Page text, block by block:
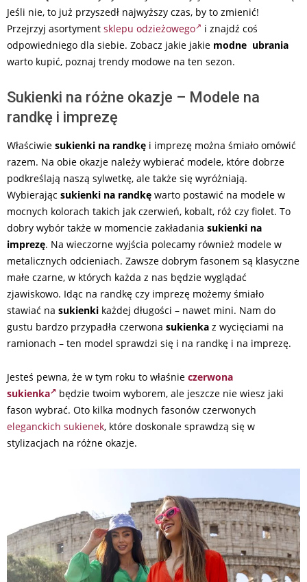
Jeśli nie, to już przyszedł najwyższy czas, by to zmienić!
Przejrzyj asortyment sklepu odzieżowego
i znajdź coś
odpowiedniego dla siebie. Zobacz jakie jakie modne ubrania
warto kupić, poznaj trendy modowe na ten sezon.
Sukienki na różne okazje – Modele na
randkę i imprezę
Właściwie sukienki na randkę i imprezę można śmiało omówić
razem. Na obie okazje należy wybierać modele, które dobrze
podkreślają naszą sylwetkę, ale także się wyróżniają.
Wybierając sukienki na randkę warto postawić na modele w
mocnych kolorach takich jak czerwień, kobalt, róż czy fiolet. To
dobry wybór także w momencie zakładania sukienki na
imprezę. Na wieczorne wyjścia polecamy również modele w
metalicznych odcieniach. Zawsze dobrym fasonem są klasyczne
małe czarne, w których każda z nas będzie wyglądać
zjawiskowo. Idąc na randkę czy imprezę możemy śmiało
stawiać na sukienki każdej długości – nawet mini. Nam do
gustu bardzo przypadła czerwona sukienka z wycięciami na
ramionach – ten model sprawdzi się i na randkę i na imprezę.
Jesteś pewna, że w tym roku to właśnie czerwona
sukienka
będzie twoim wyborem, ale jeszcze nie wiesz jaki
fason wybrać. Oto kilka modnych fasonów czerwonych
eleganckich sukienek, które doskonale sprawdzą się w
stylizacjach na różne okazje.